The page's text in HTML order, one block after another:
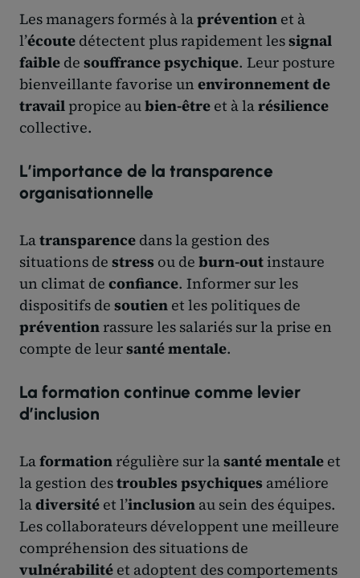
Les managers formés à laprévention et à
l’écoute détectent plus rapidement lessignal
faible de souffrance psychique. Leur posture
bienveillante favorise un environnement de
travail propice aubien-être et à larésilience
collective.
L’importance de la transparence
organisationnelle
Latransparence dans la gestion des
situations de stress ou de burn-outinstaure
un climat de confiance. Informer sur les
dispositifs de soutien et les politiques de
préventionrassure les salariés sur la prise en
compte de leursanté mentale.
La formation continue comme levier
d’inclusion
Laformationrégulière sur lasanté mentale et
la gestion destroubles psychiques améliore
ladiversité et l’inclusion au sein des équipes.
Les collaborateurs développent une meilleure
compréhension des situations de
vulnérabilité et adoptent des comportements